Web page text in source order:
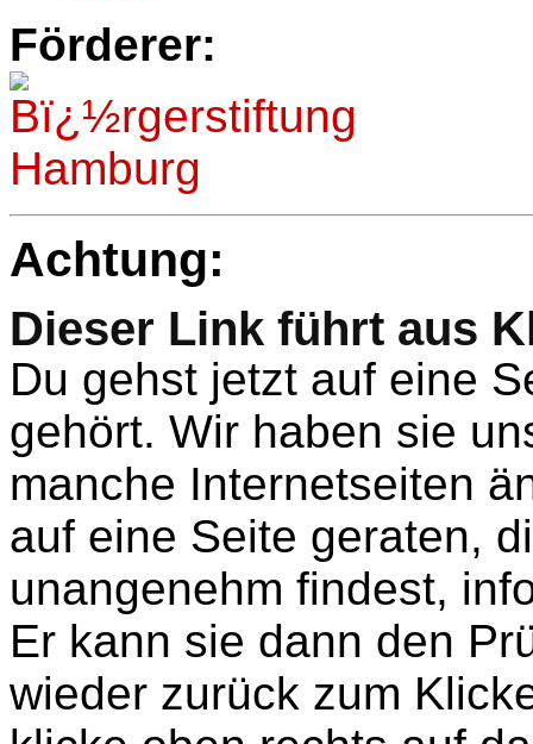
Förderer:
Achtung:
Dieser Link führt aus
Du gehst jetzt auf eine
gehört. Wir haben sie
manche Internetseiten
auf eine Seite geraten,
unangenehm findest,
Er kann sie dann den
wieder zurück zum